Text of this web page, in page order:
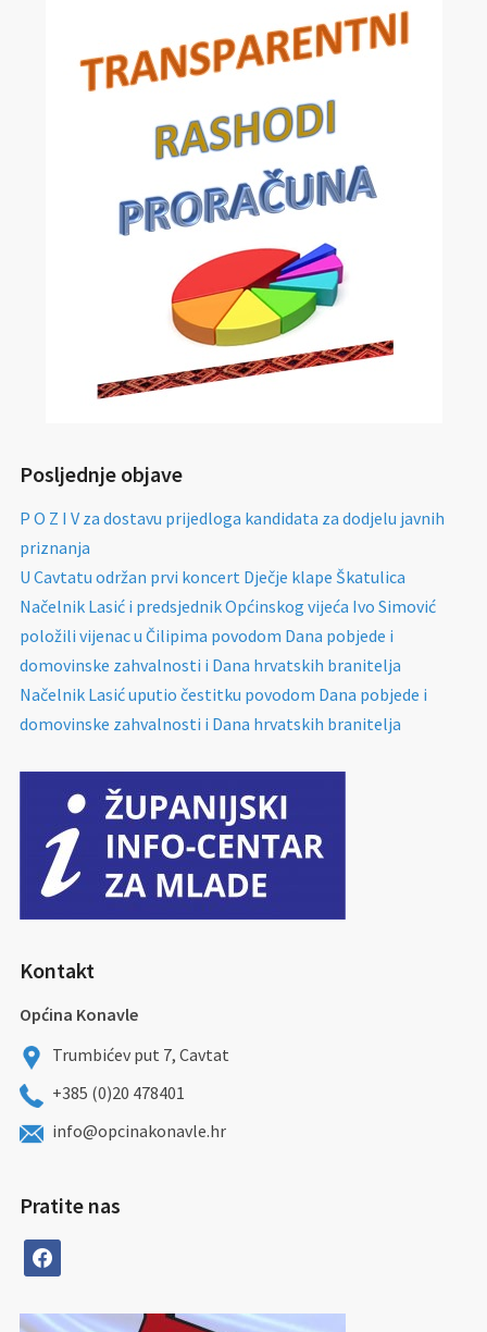
Posljednje objave
P O Z I V za dostavu prijedloga kandidata za dodjelu javnih
priznanja
U Cavtatu održan prvi koncert Dječje klape Škatulica
Načelnik Lasić i predsjednik Općinskog vijeća Ivo Simović
položili vijenac u Čilipima povodom Dana pobjede i
domovinske zahvalnosti i Dana hrvatskih branitelja
Načelnik Lasić uputio čestitku povodom Dana pobjede i
domovinske zahvalnosti i Dana hrvatskih branitelja
Kontakt
Općina Konavle
Trumbićev put 7, Cavtat
+385 (0)20 478401
info@opcinakonavle.hr
Pratite nas
facebook